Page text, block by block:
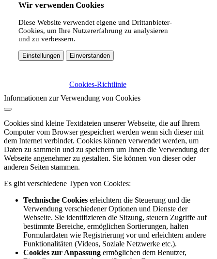
Wir verwenden Cookies
Diese Website verwendet eigene und Drittanbieter-
Cookies, um Ihre Nutzererfahrung zu analysieren
und zu verbessern.
Einstellungen Einverstanden
Cookies-Richtlinie
Informationen zur Verwendung von Cookies
Cookies sind kleine Textdateien unserer Webseite, die auf Ihrem
Computer vom Browser gespeichert werden wenn sich dieser mit
dem Internet verbindet. Cookies können verwendet werden, um
Daten zu sammeln und zu speichern um Ihnen die Verwendung der
Webseite angenehmer zu gestalten. Sie können von dieser oder
anderen Seiten stammen.
Es gibt verschiedene Typen von Cookies:
Technische Cookies erleichtern die Steuerung und die
Verwendung verschiedener Optionen und Dienste der
Webseite. Sie identifizieren die Sitzung, steuern Zugriffe auf
bestimmte Bereiche, ermöglichen Sortierungen, halten
Formulardaten wie Registrierung vor und erleichtern andere
Funktionalitäten (Videos, Soziale Netzwerke etc.).
Cookies zur Anpassung ermöglichen dem Benutzer,